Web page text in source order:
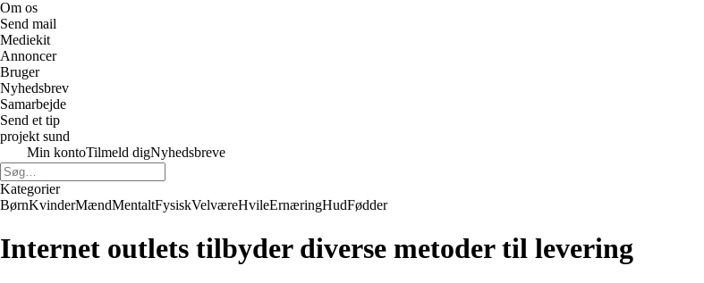
Om os
Send mail
Mediekit
Annoncer
Bruger
Nyhedsbrev
Samarbejde
Send et tip
projekt sund
Min kontoTilmeld digNyhedsbreve
Kategorier
BørnKvinderMændMentaltFysiskVelværeHvileErnæringHudFødder
Internet outlets tilbyder diverse metoder til levering